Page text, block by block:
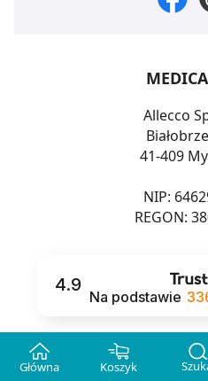
Główna Koszyk
Allecco
41-409
NIP:
REGON:
4.9
Na podstawie